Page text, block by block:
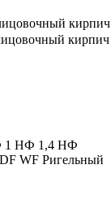
кирпич
кирпич
1 НФ 1,4 НФ
WF Ригельный